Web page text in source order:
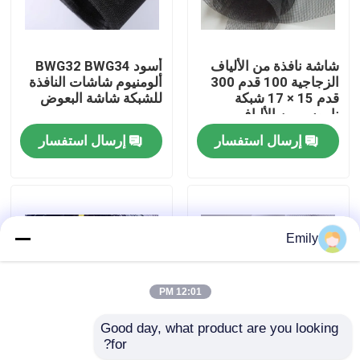
مراقبة الجودة
اتصل بنا
القضايا
توسيع شبكة الأسلاك المعدنية
شاشة نافذة من الألياف
الزجاجية 100 قدم 300
قدم 15 × 17 شبكة
ناموس من الألياف
الزجاجية
إرسال استفسار
أسود BWG32 BWG34
ألومنيوم شاشات النافذة
للشبكة شاشة البعوض
إرسال استفسار
شبكة الدبابات هي شبكة
Emily
12:01 PM
Good day, what product are you looking
for?